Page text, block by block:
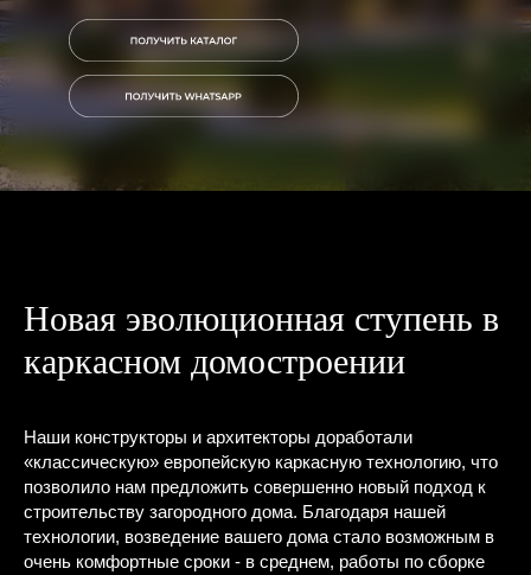
Новая эволюционная ступень в
каркасном домостроении
Наши конструкторы и архитекторы доработали
«классическую» европейскую каркасную технологию, что
позволило нам предложить совершенно новый подход к
строительству загородного дома. Благодаря нашей
технологии, возведение вашего дома стало возможным в
очень комфортные сроки - в среднем, работы по сборке